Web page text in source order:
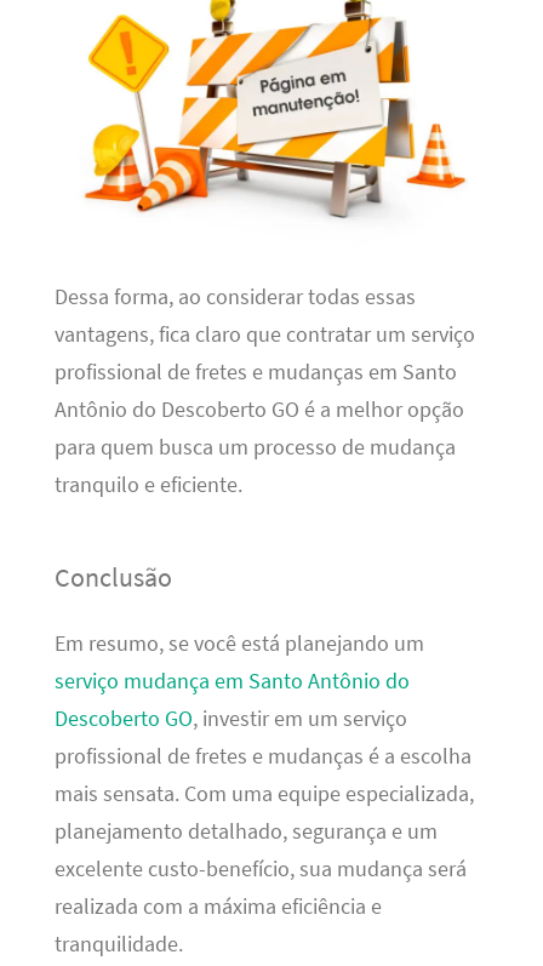
Dessa forma, ao considerar todas essas
vantagens, fica claro que contratar um serviço
profissional de fretes e mudanças em Santo
Antônio do Descoberto GO é a melhor opção
para quem busca um processo de mudança
tranquilo e eficiente.
Conclusão
Em resumo, se você está planejando um
serviço mudança em Santo Antônio do
Descoberto GO, investir em um serviço
profissional de fretes e mudanças é a escolha
mais sensata. Com uma equipe especializada,
planejamento detalhado, segurança e um
excelente custo-benefício, sua mudança será
realizada com a máxima eficiência e
tranquilidade.